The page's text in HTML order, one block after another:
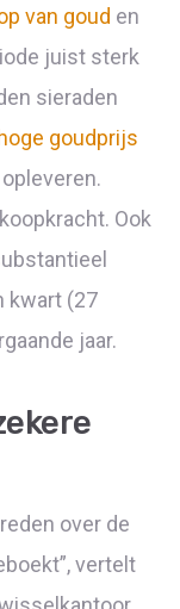
van goud en
juist sterk
sieraden
goudprijs
Ook
kwart (27
jaar.
over de
vertelt